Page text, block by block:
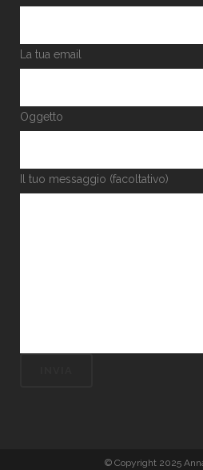
La tua email
Oggetto
Il tuo messaggio (facoltativo)
© Copyright 2025